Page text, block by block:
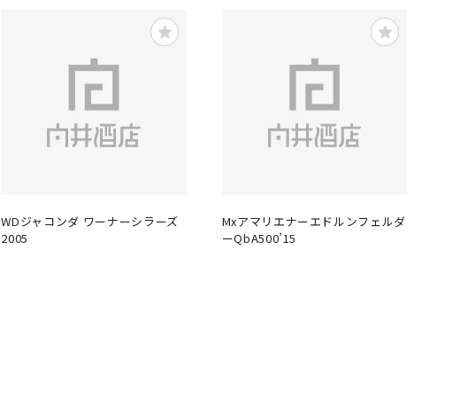
WDジャコンダ ワーナーシラーズ
2005
Mxアマリエナーエドルンフェルダ
ーQbA500’15